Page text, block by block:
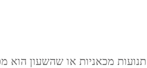
מכאניות או שהשעון הוא